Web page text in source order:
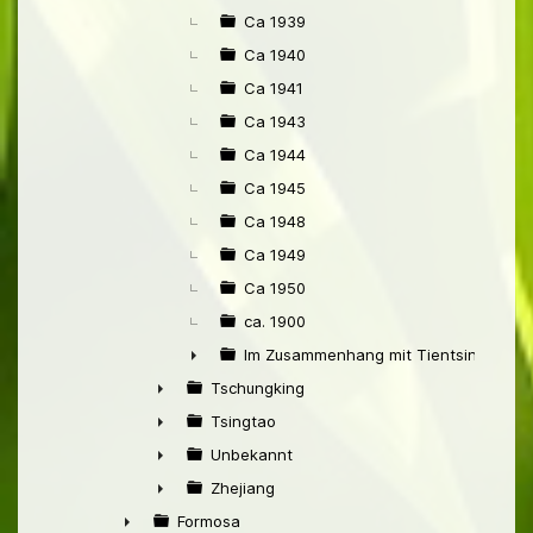
Ca 1939
Ca 1940
Ca 1941
Ca 1943
Ca 1944
Ca 1945
Ca 1948
Ca 1949
Ca 1950
ca. 1900
►
Im Zusammenhang mit Tientsin
►
Tschungking
►
Tsingtao
►
Unbekannt
►
Zhejiang
Formosa